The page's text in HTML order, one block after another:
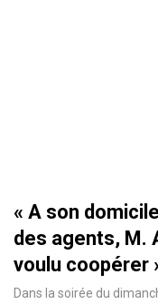
« A son
des agents, M.
voulu coopérer
Dans la soirée du